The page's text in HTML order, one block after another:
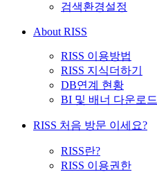
검색환경설정
About RISS
RISS 이용방법
RISS 지식더하기
DB연계 현황
BI 및 배너 다운로드
RISS 처음 방문 이세요?
RISS란?
RISS 이용권한